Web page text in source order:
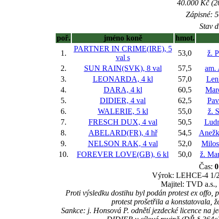
40.000 Kč
Zápisné:
Stav
poř.
jméno koně
hmot.
1.
PARTNER IN CRIME(IRE), 5
val s
53,0
ž.
2.
SUN RAIN(SVK), 8 val 57,5
am.
3.
LEONARDA, 4 kl 57,0
4.
DARA, 4 kl 60,5
5.
DIDIER, 4 val 62,5
6.
WALERIE, 5 kl 55,0
ž.
7.
FRESCH DUX, 4 val 50,5
8.
ABELARD(FR), 4 hř 54,5
9.
NELSON RAK, 4 val 52,0
10.
FOREVER LOVE(GB), 6 kl 50,0
ž.
Čas:
Výrok: LEHCE-4 1/
Majitel: TVD a.s.,
Proti výsledku dostihu byl podán protest ex
protest prošetřila a konstatovala,
Sankce: j. Honsová P. odnětí jezdecké licence na